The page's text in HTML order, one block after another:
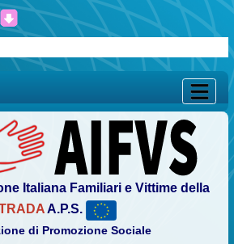
Italiana Familiari e Vittime della
A.P.S.
di Promozione Sociale